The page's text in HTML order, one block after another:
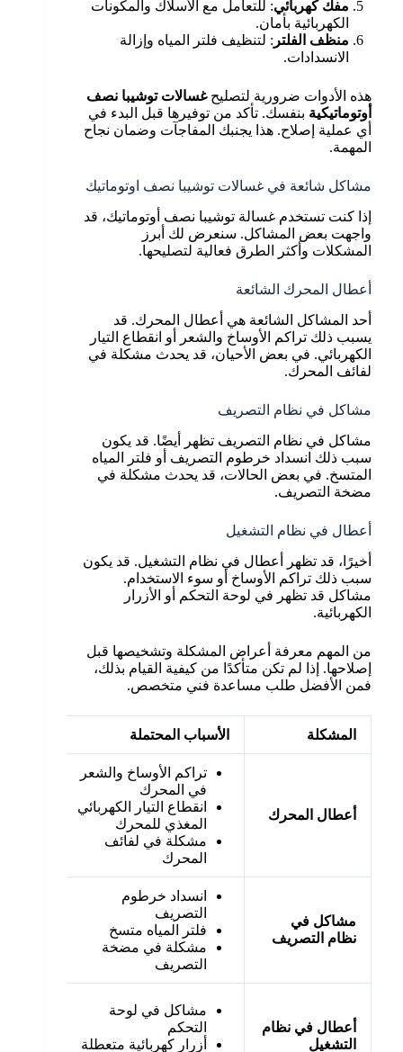
مفك كهربائي: للتعامل مع الأسلاك والمكونات
الكهربائية بأمان.
منظف الفلتر : لتنظيف فلتر المياه وإزالة
الانسدادات.
هذه الأدوات ضرورية لتصليحغسالات توشيبا نصف
أوتوماتيكية بنفسك. تأكد من توفيرها قبل البدء في
أي عملية إصلاح. هذا يجنبك المفاجآت وضمان نجاح
المهمة.
مشاكل شائعة في غسالات توشيبا نصف اوتوماتيك
إذا كنت تستخدم غسالة توشيبا نصف أوتوماتيك، قد
واجهت بعض المشاكل. سنعرض لك أبرز
المشكلات وأكثر الطرق فعالية لتصليحها.
أعطال المحرك الشائعة
أحد المشاكل الشائعة هي أعطال المحرك. قد
يسبب ذلك تراكم الأوساخ والشعر أو انقطاع التيار
الكهربائي. في بعض الأحيان، قد يحدث مشكلة في
لفائف المحرك.
مشاكل في نظام التصريف
مشاكل في نظام التصريف تظهر أيضًا. قد يكون
سبب ذلك انسداد خرطوم التصريف أو فلتر المياه
المتسخ. في بعض الحالات، قد يحدث مشكلة في
مضخة التصريف.
أعطال في نظام التشغيل
أخيرًا، قد تظهر أعطال في نظام التشغيل. قد يكون
سبب ذلك تراكم الأوساخ أو سوء الاستخدام.
مشاكل قد تظهر في لوحة التحكم أو الأزرار
الكهربائية.
من المهم معرفة أعراض المشكلة وتشخيصها قبل
إصلاحها. إذا لم تكن متأكدًا من كيفية القيام بذلك،
فمن الأفضل طلب مساعدة فني متخصص.
المشكلة الأسباب المحتملة
أعطال المحرك
تراكم الأوساخ والشعر
في المحرك
انقطاع التيار الكهربائي
المغذي للمحرك
مشكلة في لفائف
المحرك
مشاكل في
نظام التصريف
انسداد خرطوم
التصريف
فلتر المياه متسخ
مشكلة في مضخة
التصريف
أعطال في نظام
التشغيل
مشاكل في لوحة
التحكم
أزرار كهربائية متعطلة